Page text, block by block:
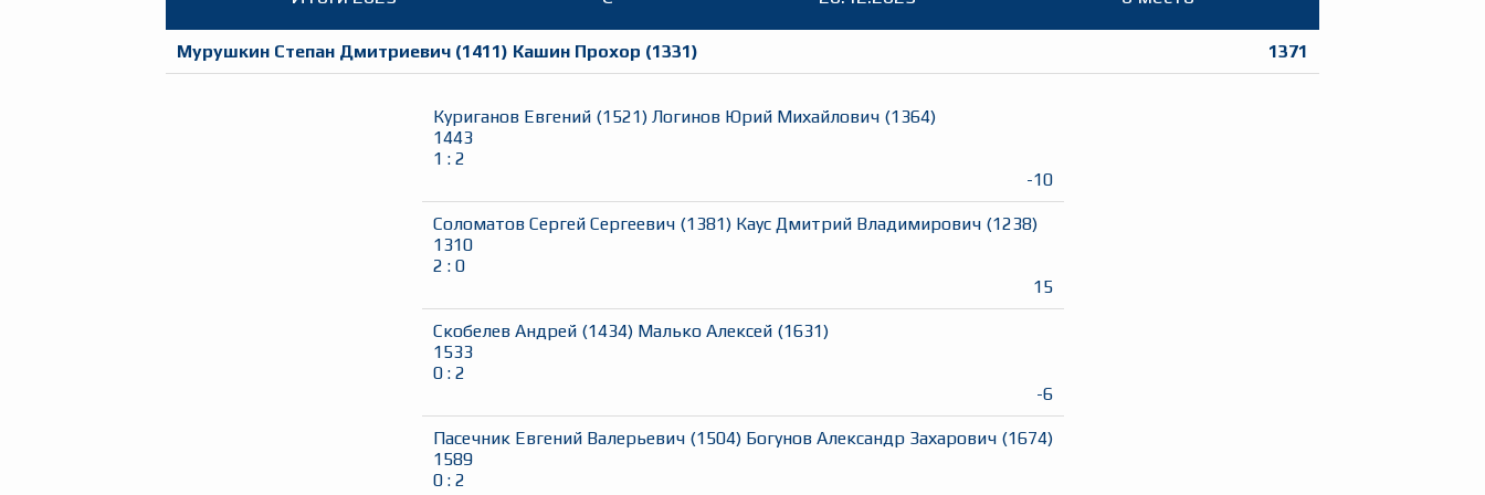
Мурушкин Степан Дмитриевич (1411) Кашин Прохор (1331) 1371
Куриганов Евгений (1521) Логинов Юрий Михайлович (1364)
1443
1 : 2
-10
Соломатов Сергей Сергеевич (1381) Каус Дмитрий Владимирович (1238)
1310
2 : 0
15
Скобелев Андрей (1434) Малько Алексей (1631)
1533
0: 2
-6
Пасечник Евгений Валерьевич (1504) Богунов Александр Захарович (1674)
1589
0: 2